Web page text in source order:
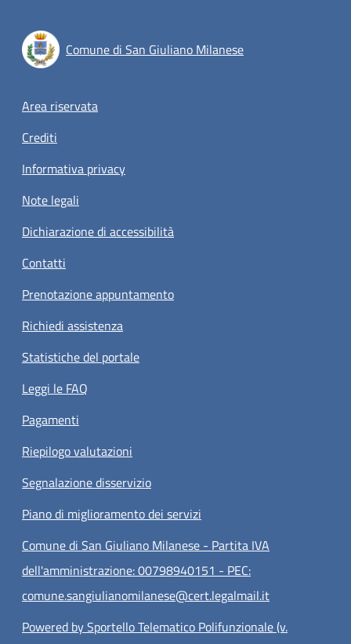
Comune di San Giuliano Milanese
Footer menu
Area riservata
Crediti
Informativa privacy
Note legali
Dichiarazione di accessibilità
Contatti
Prenotazione appuntamento
Richiedi assistenza
Statistiche del portale
Leggi le FAQ
Pagamenti
Riepilogo valutazioni
Segnalazione disservizio
Piano di miglioramento dei servizi
Comune di San Giuliano Milanese - Partita IVA
dell'amministrazione: 00798940151 - PEC:
comune.sangiulianomilanese@cert.legalmail.it
Powered by Sportello Telematico Polifunzionale (v.